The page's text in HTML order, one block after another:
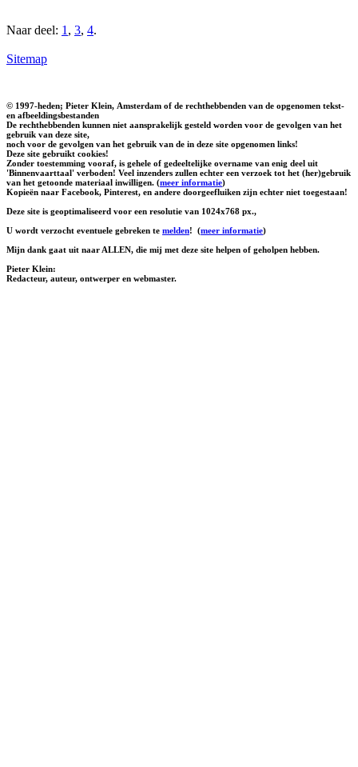
Naar deel: 1 , 3, 4.
Sitemap
© 1997-heden; Pieter Klein, Amsterdam of de rechthebbenden van de opgenomen tekst-
en afbeeldingsbestanden
De rechthebbenden kunnen niet aansprakelijk gesteld worden voor de gevolgen van het
gebruik van deze site,
noch voor de gevolgen van het gebruik van de in deze site opgenomen links!
Deze site gebruikt cookies!
Zonder toestemming vooraf, is gehele of gedeeltelijke overname van enig deel uit
'Binnenvaarttaal' verboden! Veel inzenders zullen echter een verzoek tot het (her)gebruik
van het getoonde materiaal inwilligen. (meer informatie)
Kopieën naar Facebook, Pinterest, en andere doorgeefluiken zijn echter niet toegestaan!
Deze site is geoptimaliseerd voor een resolutie van 1024x768 px.,
U wordt verzocht eventuele gebreken te melden! (meer informatie)
Mijn dank gaat uit naar ALLEN, die mij met deze site helpen of geholpen hebben.
Pieter Klein:
Redacteur, auteur, ontwerper en webmaster.